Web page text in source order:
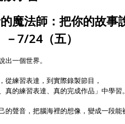
魔法師：把你的故事
7/24（五）
出一個世界。
從練習表達，到實際錄製節目，
真的練習表達、真的完成作品」中學習。
的聲音，把腦海裡的想像，變成一段能